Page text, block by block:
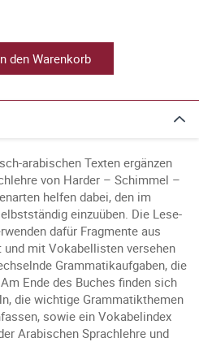
den Warenkorb
arabischen Texten ergänzen
von Harder – Schimmel –
helfen dabei, den im
einzuüben. Die Lese-
dafür Fragmente aus
mit Vokabellisten versehen
Grammatikaufgaben, die
Ende des Buches finden sich
die wichtige Grammatikthemen
sowie ein Vokabelindex
Arabischen Sprachlehre und